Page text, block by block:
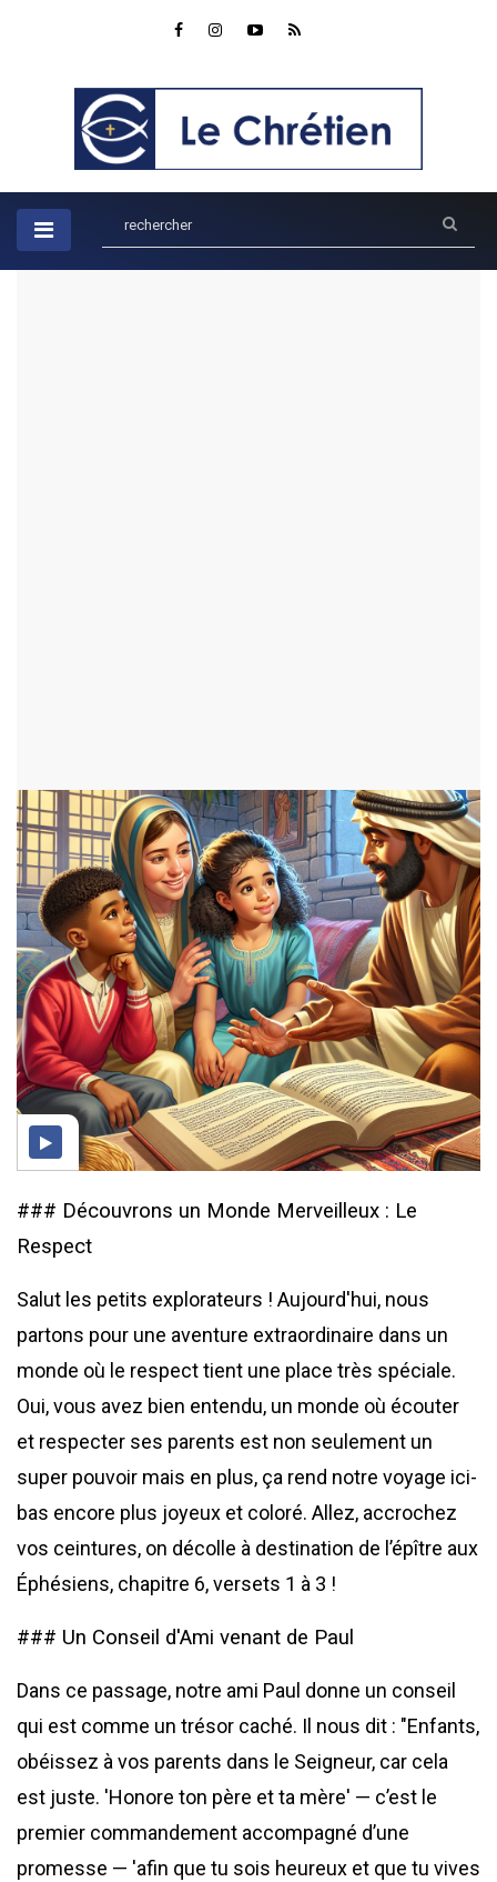
### Découvrons un Monde Merveilleux : Le
Respect
Salut les petits explorateurs ! Aujourd'hui, nous
partons pour une aventure extraordinaire dans un
monde où le respect tient une place très spéciale.
Oui, vous avez bien entendu, un monde où écouter
et respecter ses parents est non seulement un
super pouvoir mais en plus, ça rend notre voyage ici-
bas encore plus joyeux et coloré. Allez, accrochez
vos ceintures, on décolle à destination de l’épître aux
Éphésiens, chapitre 6, versets 1 à 3 !
### Un Conseil d'Ami venant de Paul
Dans ce passage, notre ami Paul donne un conseil
qui est comme un trésor caché. Il nous dit : "Enfants,
obéissez à vos parents dans le Seigneur, car cela
est juste. 'Honore ton père et ta mère' — c’est le
premier commandement accompagné d’une
promesse — 'afin que tu sois heureux et que tu vives